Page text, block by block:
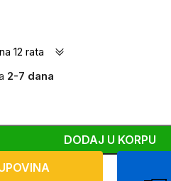
12 rata
2-7 dana
DODAJ U KORPU